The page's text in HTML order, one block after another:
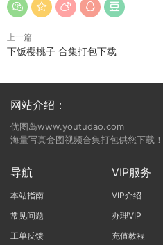
上一篇
下饭樱桃子 合集打包下载
网站介绍：
优图岛www.youtudao.com
海量写真套图视频合集打包供您下载
导航
本站指南
常见问题
工单反馈
VIP服务
VIP介绍
办理VIP
充值教程